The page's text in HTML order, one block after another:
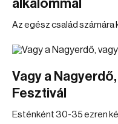
alkalommal
Az egész család
Vagy a
Fesztivál
Esténként 30-35 ezren